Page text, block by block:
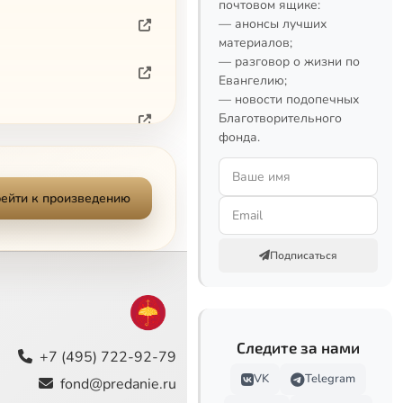
04-16)
к произведению
+7 (495) 722-92-79
fond@predanie.ru
почтовом ящике:
— анонсы лучших
материалов;
— разговор о жизни по
Евангелию;
— новости подопечных
Благотворительного
фонда.
Подписаться
Следите за нами
VK
Telegram